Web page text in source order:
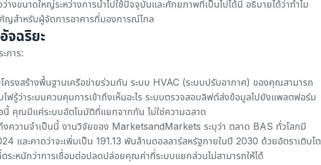
ขนาดใหญ่ระหว่างการนำไปใช้ปัจจุบันและศักยภาพที่เป็นไปได้นี้ อธิบายได้ว่าทำไม
คัญสำหรับผู้จัดการอาคารที่มองการณ์ไกล
จฉริยะ
การ:
รงสร้างพื้นฐานเครือข่ายร่วมกัน ระบบ HVAC (ระบบปรับอากาศ) ของคุณสามารถ
ฟรู้ว่าระบบควบคุมการเข้าถึงเห็นอะไร ระบบตรวจสอบลิฟต์ส่งข้อมูลไปยังแพลตฟอร์ม
คุณมีแค่ระบบอัตโนมัติที่แยกจากกัน ไม่ใช่ความฉลาด
ความจำเป็นนี้ งานวิจัยของ MarketsandMarkets ระบุว่า ตลาด BAS ทั่วโลกมี
และคาดว่าจะเพิ่มเป็น 191.13 พันล้านดอลลาร์สหรัฐภายในปี 2030 ด้วยอัตราเติบโต
ระหนักว่าการเชื่อมต่อปลดปล่อยคุณค่าที่ระบบแยกส่วนไม่สามารถให้ได้